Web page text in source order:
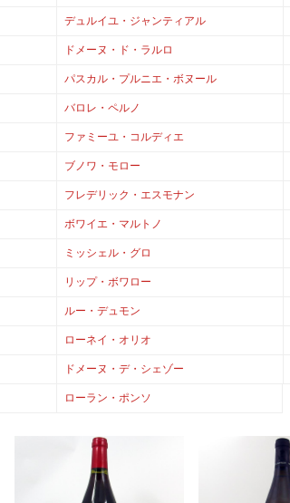
デュルイユ・ジャンティアル
ドメーヌ・ド・ラルロ
パスカル・プルニエ・ボヌール
バロレ・ペルノ
ファミーユ・コルディエ
ブノワ・モロー
フレデリック・エスモナン
ボワイエ・マルトノ
ミッシェル・グロ
リップ・ボワロー
ルー・デュモン
ローネイ・オリオ
ドメーヌ・デ・シェゾー
ローラン・ポンソ